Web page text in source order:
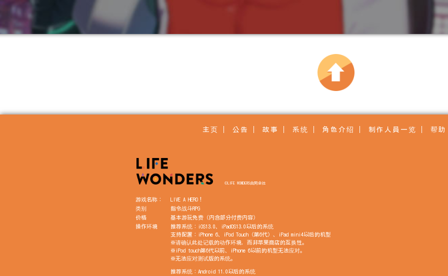
主页 公告 故事 系统 角色介绍 制作人員一览 帮助
©LIFE WONDERS合同会社
游戏名称：
LIVE A HERO！
类别
指令战斗RPG
价格
基本游玩免费（内含部分付费内容）
操作环境
推荐系统：iOS13.0、iPadOS13.0以后的系统
支持配置：iPhone 6、iPod Touch（第6代）、iPad mini4以后的机型
※请确认此处记载的动作环境，而非苹果商店的互换性。
※iPod touch第6代以前、iPhone 6以前的机型无法应对。
※无法应对测试版的系统。
推荐系统：Android 11.0以后的系统